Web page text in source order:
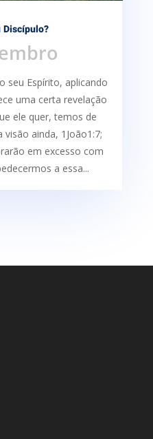
Discípulo?
seu Espírito, aplicando
uma certa re­velação
ele quer, temos de
ainda, 1João1:7;
em excesso com
a essa...